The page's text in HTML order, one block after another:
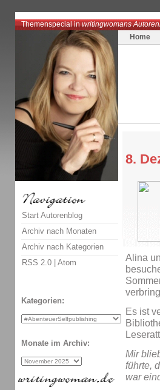
Themenspecial inwritingwomans
Home
8.
Alina
Es ist
Mir
führte,
war
Start Autorenblog
Archiv nach Monaten
Archiv nach Kategorien
RSS 2.0 | Atom
Kategorien:
Monate im Archiv: